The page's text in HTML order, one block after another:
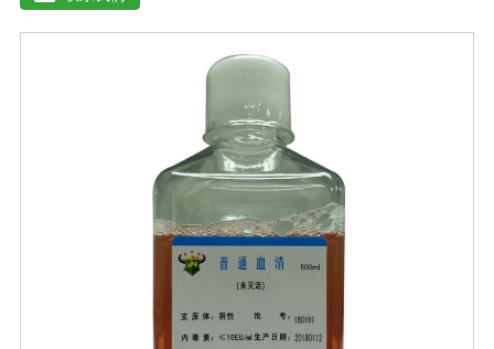
收；并且能产生铁载体、抗生素、系统防卫酶等多种物
质，可以抑制细菌、真菌性病害、诱导系统抗性，具有显
著的防病、抗重茬的效果。【产品功能】1.抑制植物病原
真菌的生长，提高植物对枯萎病、黄萎病、根腐病等土传
长；3.产生分解不溶性磷酸盐、硅酸盐和含钾矿物的代谢
产物，促进植物对磷、钾、硅等营养元素的利用；【适用
范围】适宜添加本品的有机肥原料包括：畜禽粪便、城市
有机废弃物、糠壳、饼粕、作物秸杆、产品加工废弃料
（蔗糖泥、果渣、茶渣、蘑菇渣、酒糟）【注意事项】 1.
本品内含大量有益活菌，不可与杀菌剂混合使用，用过农
药 的喷雾器一定要认真清洗后在喷菌剂。 2.本品如与化肥
混用，要现混现用。【贮 存】于阴凉干燥处保存，避免
阳光直射和雨淋【保 质 期】24个月